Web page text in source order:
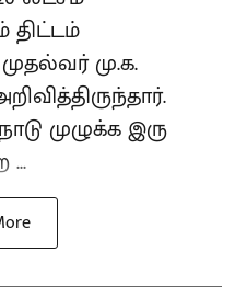
திட்டம்
மு.க.
முழுக்க இரு